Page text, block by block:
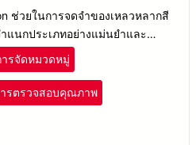
ช่วยในการจดจำของเหลวหลากสี
แนกประเภทอย่างแม่นยำและ
ธิภาพ
ารจัดหมวดหมู่
รตรวจสอบคุณภาพ